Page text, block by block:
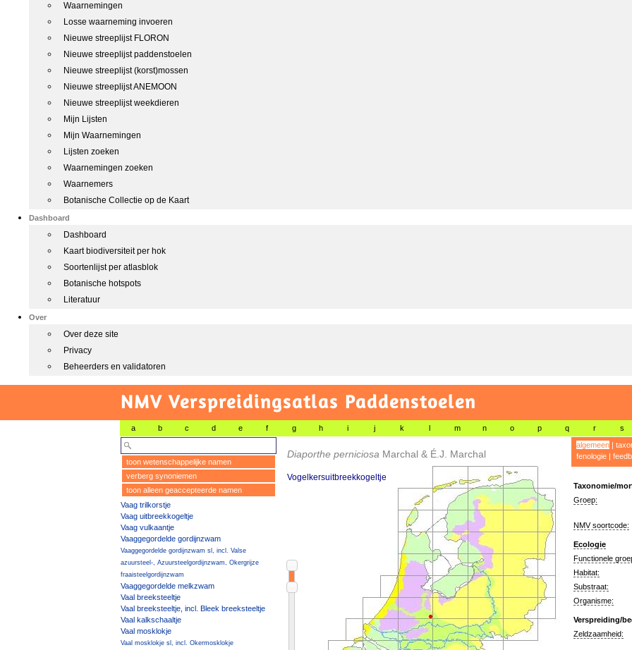
Waarnemingen
Losse waarneming invoeren
Nieuwe streeplijst FLORON
Nieuwe streeplijst paddenstoelen
Nieuwe streeplijst (korst)mossen
Nieuwe streeplijst ANEMOON
Nieuwe streeplijst weekdieren
Mijn Lijsten
Mijn Waarnemingen
Lijsten zoeken
Waarnemingen zoeken
Waarnemers
Botanische Collectie op de Kaart
Dashboard
Dashboard
Kaart biodiversiteit per hok
Soortenlijst per atlasblok
Botanische hotspots
Literatuur
Over
Over deze site
Privacy
Beheerders en validatoren
NMV Verspreidingsatlas Paddenstoelen
a b c d e f g h i j k l m n o p q r s
toon wetenschappelijke namen
verberg synoniemen
toon alleen geaccepteerde namen
Vaag trilkorstje
Vaag uitbreekkogeltje
Vaag vulkaantje
Vaaggegordelde gordijnzwam
Vaaggegordelde gordijnzwam sl, incl. Valse
azuursteel-, Azuursteelgordijnzwam, Okergrijze
fraaisteelgordijnzwam
Vaaggegordelde melkzwam
Vaal breeksteeltje
Vaal breeksteeltje, incl. Bleek breeksteeltje
Vaal kalkschaaltje
Vaal mosklokje
Vaal mosklokje sl, incl. Okermosklokje
Diaporthe perniciosa Marchal & É.J. Marchal
Vogelkersuitbreekkogeltje
algemeen|
fenologie|
Taxonomie/
Groep:
NMV soortcode:
Ecologie
Functionele
Habitat:
Substraat:
Organisme:
Verspreiding/
Zeldzaamheid: